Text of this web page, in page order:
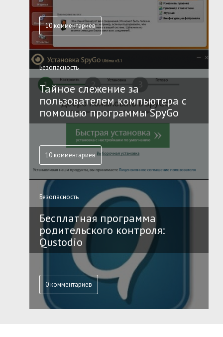
10 комментариев
Безопасность
Тайное слежение за
пользователем компьютера с
помощью программы SpyGo
10 комментариев
Безопасность
Бесплатная программа
родительского контроля:
Qustodio
0 комментариев